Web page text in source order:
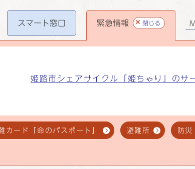
スマート窓口 緊急情報 閉じる
姫路市シェアサイクル「姫ちゃり」のサ
カード「命のパスポート」 避難所 防災